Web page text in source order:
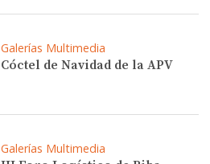
Galerías Multimedia
Cóctel de Navidad de la APV
Galerías Multimedia